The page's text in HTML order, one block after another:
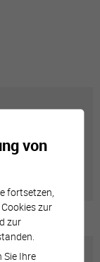
von
fortsetzen,
zur
zur
Sie Ihre